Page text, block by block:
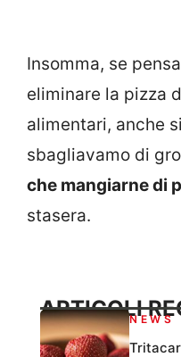
Insomma, se
eliminare la pizza
alimentari, anche
sbagliavamo di
che mangiarne di
stasera.
ARTICOLINEWS